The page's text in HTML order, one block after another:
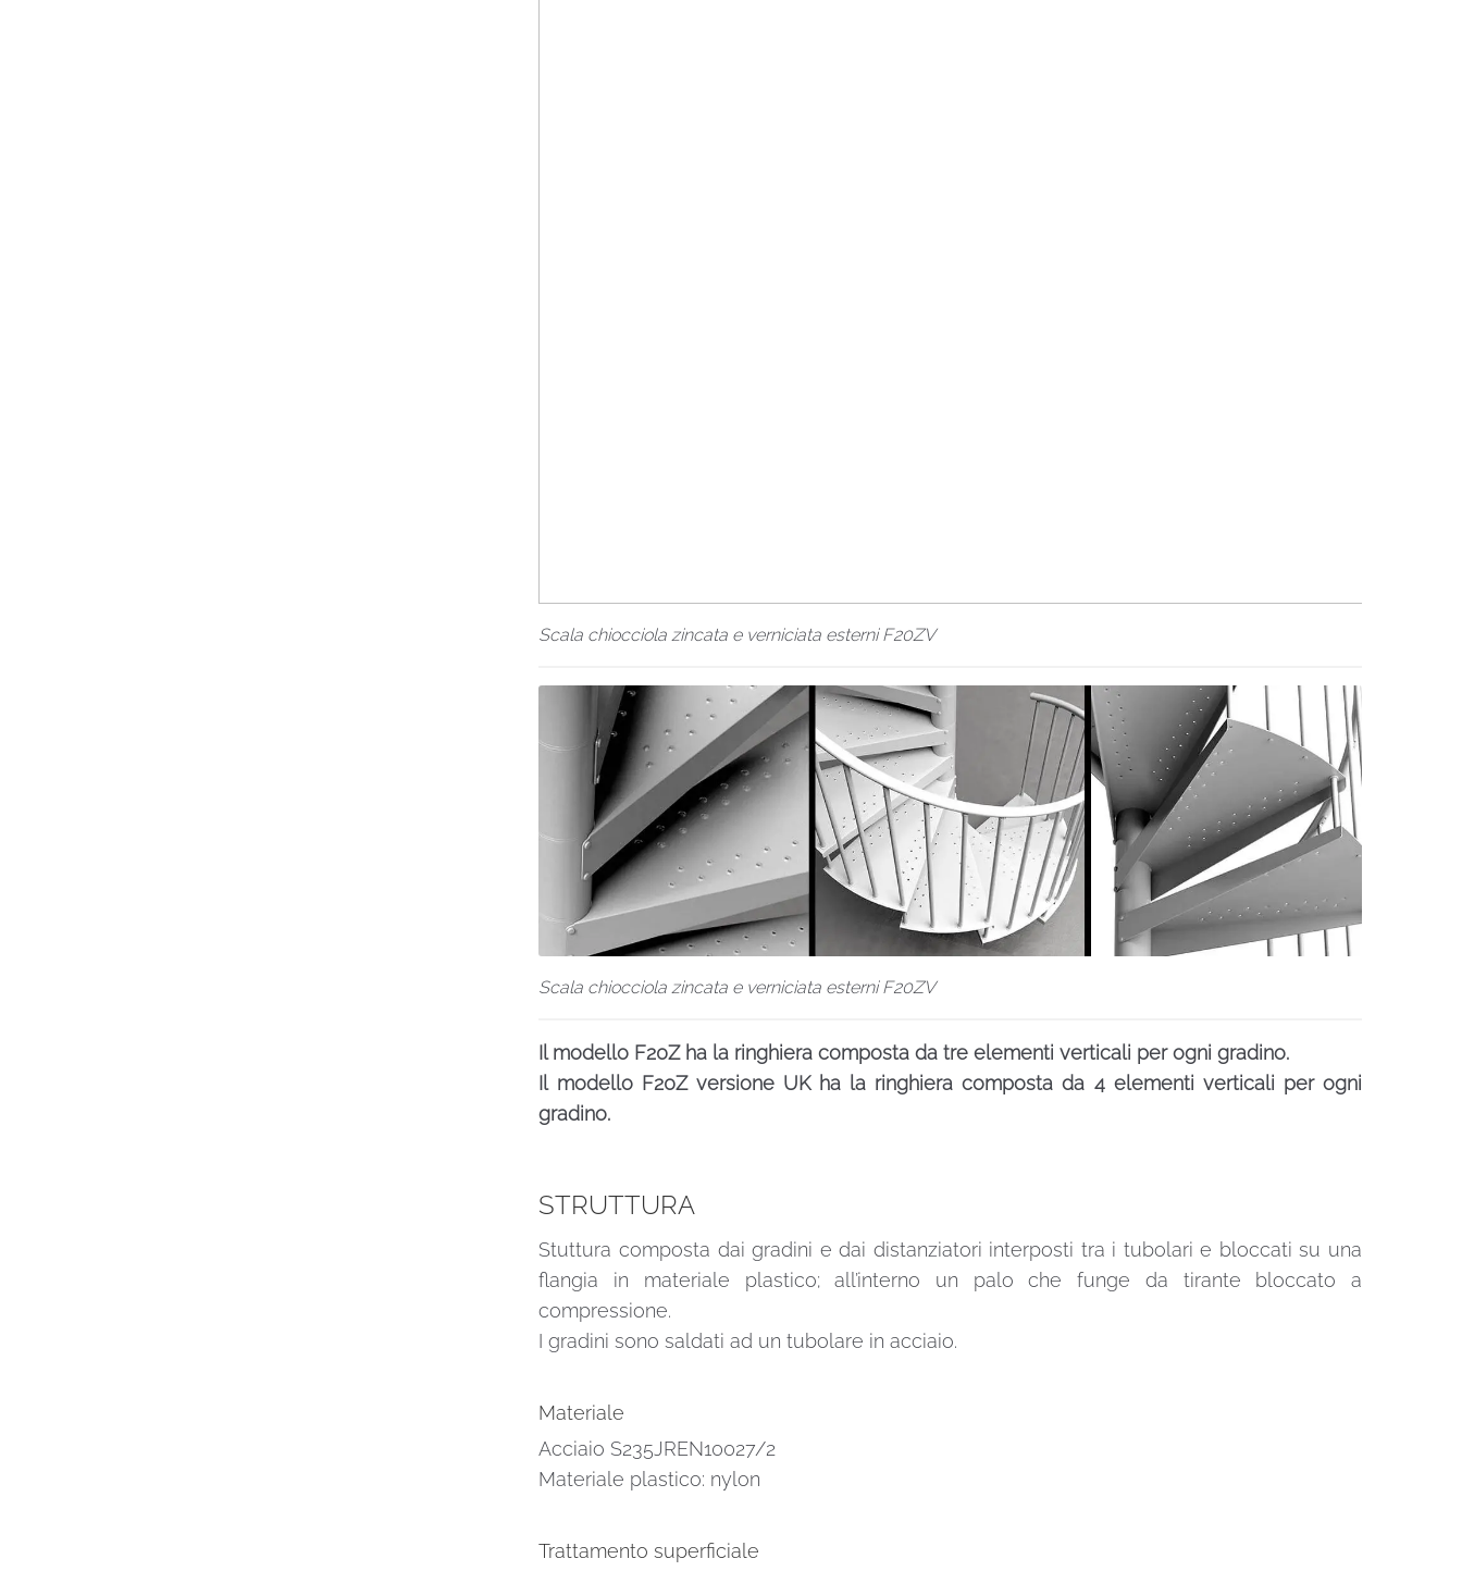
Scala chiocciola zincata e verniciata esterni F20ZV
Scala chiocciola zincata e verniciata esterni F20ZV
Il modello F20Z ha la ringhiera composta da tre elementi verticali per ogni gradino.
Il modello F20Z versione UK ha la ringhiera composta da 4 elementi verticali per ogni
gradino.
STRUTTURA
Stuttura composta dai gradini e dai distanziatori interposti tra i tubolari e bloccati su una
flangia in materiale plastico; all’interno un palo che funge da tirante bloccato a
compressione.
I gradini sono saldati ad un tubolare in acciaio.
Materiale
Acciaio S235JREN10027/2
Materiale plastico: nylon
Trattamento superficiale